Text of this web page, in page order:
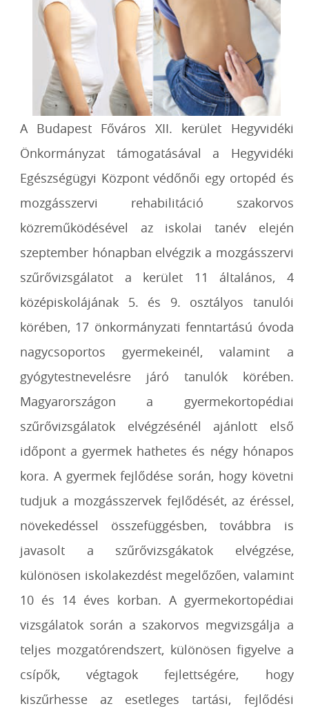
A Budapest Főváros XII. kerület Hegyvidéki
Önkormányzat támogatásával a Hegyvidéki
Egészségügyi Központ védőnői egy ortopéd és
mozgásszervi rehabilitáció szakorvos
közreműködésével az iskolai tanév elején
szeptember hónapban elvégzik a mozgásszervi
szűrővizsgálatot a kerület 11 általános, 4
középiskolájának 5. és 9. osztályos tanulói
körében, 17 önkormányzati fenntartású óvoda
nagycsoportos gyermekeinél, valamint a
gyógytestnevelésre járó tanulók körében.
Magyarországon a gyermekortopédiai
szűrővizsgálatok elvégzésénél ajánlott első
időpont a gyermek hathetes és négy hónapos
kora. A gyermek fejlődése során, hogy követni
tudjuk a mozgásszervek fejlődését, az éréssel,
növekedéssel összefüggésben, továbbra is
javasolt a szűrővizsgákatok elvégzése,
különösen iskolakezdést megelőzően, valamint
10 és 14 éves korban. A gyermekortopédiai
vizsgálatok során a szakorvos megvizsgálja a
teljes mozgatórendszert, különösen figyelve a
csípők, végtagok fejlettségére, hogy
kiszűrhesse az esetleges tartási, fejlődési